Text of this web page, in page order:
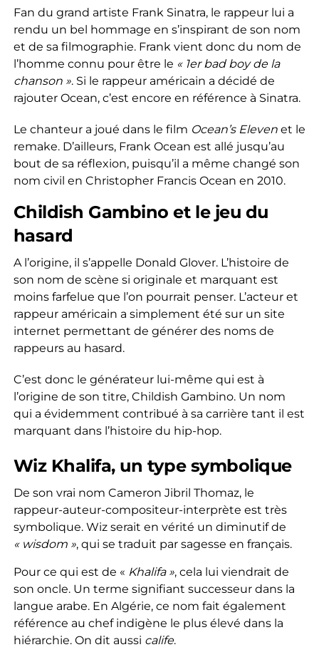
Fan du grand artiste Frank Sinatra, le rappeur lui a
rendu un bel hommage en s’inspirant de son nom
et de sa filmographie. Frank vient donc du nom de
l’homme connu pour être le « 1er bad boy de la
chanson ». Si le rappeur américain a décidé de
rajouter Ocean, c’est encore en référence à Sinatra.
Le chanteur a joué dans le film Ocean’s Elevenet le
remake. D’ailleurs, Frank Ocean est allé jusqu’au
bout de sa réflexion, puisqu’il a même changé son
nom civil en Christopher Francis Ocean en 2010.
Childish Gambino et le jeu du
hasard
A l’origine, il s’appelle Donald Glover. L’histoire de
son nom de scène si originale et marquant est
moins farfelue que l’on pourrait penser. L’acteur et
rappeur américain a simplement été sur un site
internet permettant de générer des noms de
rappeurs au hasard.
C’est donc le générateur lui-même qui est à
l’origine de son titre, Childish Gambino. Un nom
qui a évidemment contribué à sa carrière tant il est
marquant dans l’histoire du hip-hop.
Wiz Khalifa, un type symbolique
De son vrai nom Cameron Jibril Thomaz, le
rappeur-auteur-compositeur-interprète est très
symbolique. Wiz serait en vérité un diminutif de
« wisdom », qui se traduit par sagesse en français.
Pour ce qui est de « Khalifa », cela lui viendrait de
son oncle. Un terme signifiant successeur dans la
langue arabe. En Algérie, ce nom fait également
référence au chef indigène le plus élevé dans la
hiérarchie. On dit aussi calife.